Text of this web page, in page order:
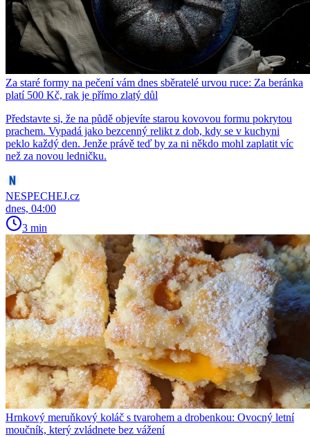
Za staré formy na pečení vám dnes sběratelé urvou ruce: Za beránka
platí 500 Kč, rak je přímo zlatý důl
Představte si, že na půdě objevíte starou kovovou formu pokrytou
prachem. Vypadá jako bezcenný relikt z dob, kdy se v kuchyni
peklo každý den. Jenže právě teď by za ni někdo mohl zaplatit víc
než za novou ledničku.
NESPECHEJ.cz
dnes, 04:00
3 min
Hrnkový meruňkový koláč s tvarohem a drobenkou: Ovocný letní
moučník, který zvládnete bez vážení